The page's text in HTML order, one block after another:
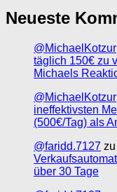
Neueste
@MichaelKotzur
täglich 150€ zu
Michaels
@MichaelKotzur
ineffektivsten
(500€/Tag) als
@faridd.7127 zu
über 30 Tage